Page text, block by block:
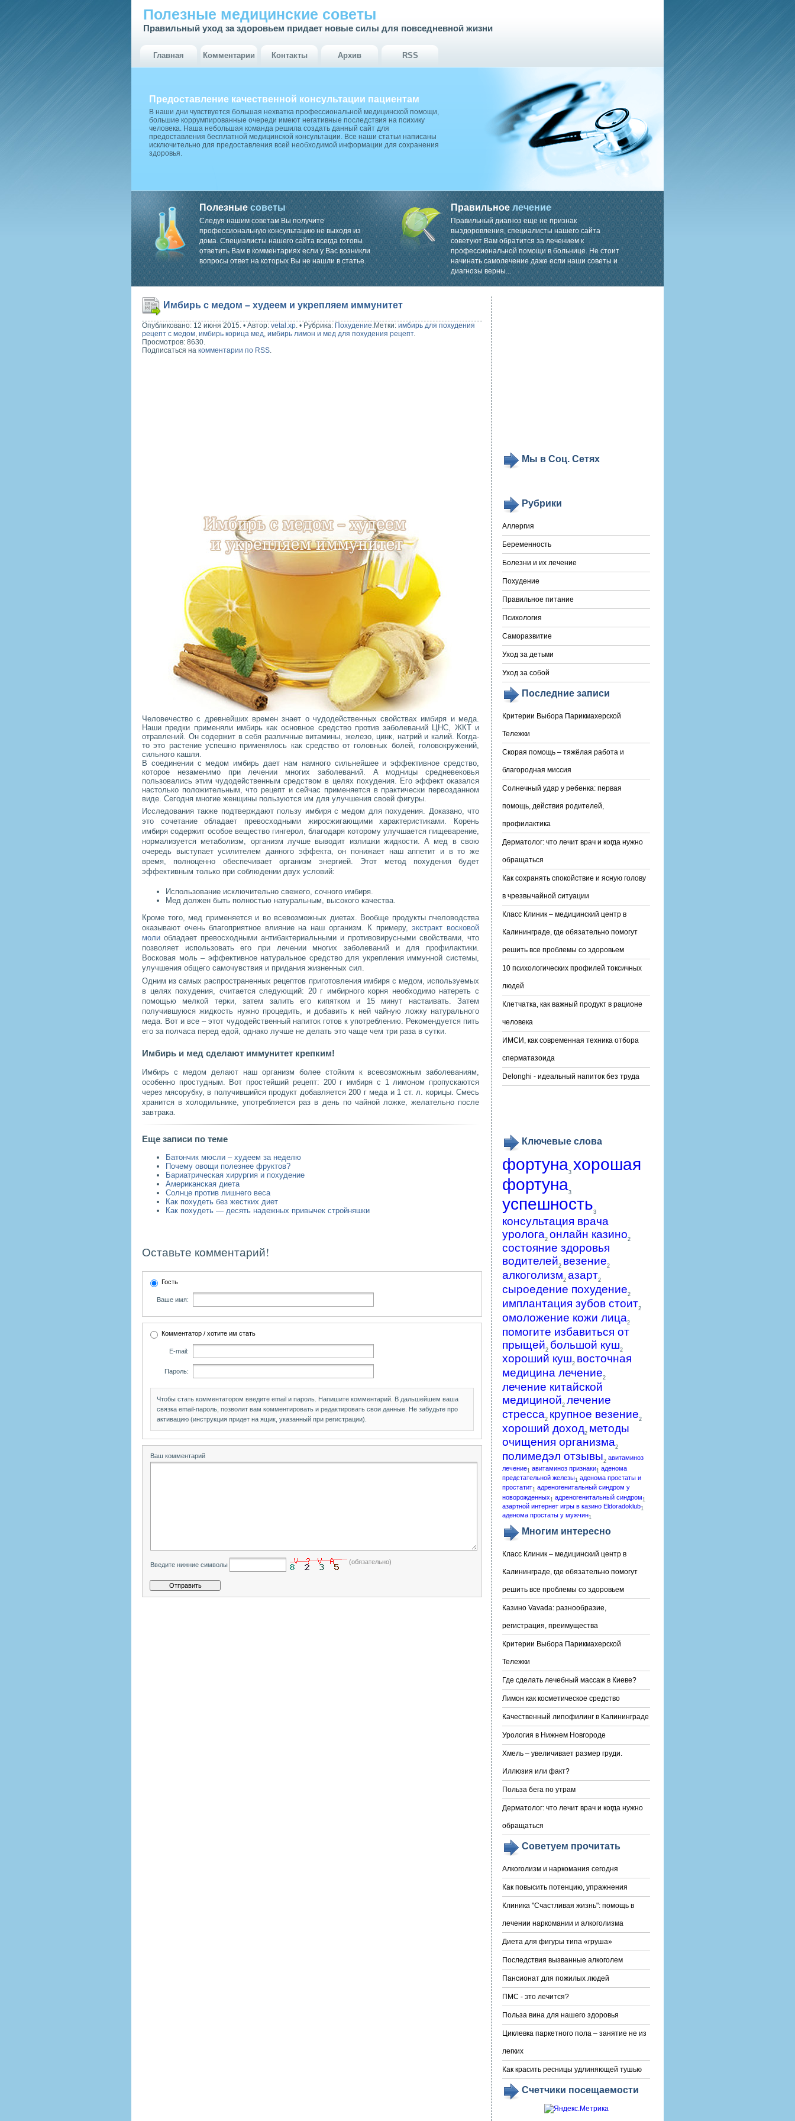
Полезные медицинские советы
Правильный уход за здоровьем придает новые силы для повседневной жизни
Главная Комментарии Контакты Архив RSS
Предоставление качественной консультации пациентам
В наши дни чувствуется большая нехватка профессиональной медицинской помощи,
большие коррумпированные очереди имеют негативные последствия на психику
человека. Наша небольшая команда решила создать данный сайт для
предоставления бесплатной медицинской консультации. Все наши статьи написаны
исключительно для предоставления всей необходимой информации для сохранения
здоровья.
Полезныесоветы
Следуя нашим советам Вы получите
профессиональную консультацию не выходя из
дома. Специалисты нашего сайта всегда готовы
ответить Вам в комментариях если у Вас возникли
вопросы ответ на которых Вы не нашли в статье.
Правильное лечение
Правильный диагноз еще не признак
выздоровления, специалисты нашего сайта
советуют Вам обратится за лечением к
профессиональной помощи в больнице. Не стоит
начинать самолечение даже если наши советы и
диагнозы верны...
Имбирь с медом – худеем и укрепляем иммунитет
Опубликовано: 12 июня 2015. • Автор: vetal.xp. • Рубрика: Похудение.Метки: имбирь для похудения
рецепт с медом, имбирь корица мед, имбирь лимон и мед для похудения рецепт.
Просмотров: 8630.
Подписаться на комментарии по RSS.
Человечество с древнейших времен знает о чудодейственных свойствах имбиря и меда.
Наши предки применяли имбирь как основное средство против заболеваний ЦНС, ЖКТ и
отравлений. Он содержит в себя различные витамины, железо, цинк, натрий и калий. Когда-
то это растение успешно применялось как средство от головных болей, головокружений,
сильного кашля.
В соединении с медом имбирь дает нам намного сильнейшее и эффективное средство,
которое незаменимо при лечении многих заболеваний. А модницы средневековья
пользовались этим чудодейственным средством в целях похудения. Его эффект оказался
настолько положительным, что рецепт и сейчас применяется в практически первозданном
виде. Сегодня многие женщины пользуются им для улучшения своей фигуры.
Исследования также подтверждают пользу имбиря с медом для похудения. Доказано, что
это сочетание обладает превосходными жиросжигающими характеристиками. Корень
имбиря содержит особое вещество гингерол, благодаря которому улучшается пищеварение,
нормализуется метаболизм, организм лучше выводит излишки жидкости. А мед в свою
очередь выступает усилителем данного эффекта, он понижает наш аппетит и в то же
время, полноценно обеспечивает организм энергией. Этот метод похудения будет
эффективным только при соблюдении двух условий:
Использование исключительно свежего, сочного имбиря.
Мед должен быть полностью натуральным, высокого качества.
Кроме того, мед применяется и во всевозможных диетах. Вообще продукты пчеловодства
оказывают очень благоприятное влияние на наш организм. К примеру,экстракт восковой
моли обладает превосходными антибактериальными и противовирусными свойствами, что
позволяет использовать его при лечении многих заболеваний и для профилактики.
Восковая моль – эффективное натуральное средство для укрепления иммунной системы,
улучшения общего самочувствия и придания жизненных сил.
Одним из самых распространенных рецептов приготовления имбиря с медом, используемых
в целях похудения, считается следующий: 20 г имбирного корня необходимо натереть с
помощью мелкой терки, затем залить его кипятком и 15 минут настаивать. Затем
получившуюся жидкость нужно процедить, и добавить к ней чайную ложку натурального
меда. Вот и все – этот чудодейственный напиток готов к употреблению. Рекомендуется пить
его за полчаса перед едой, однако лучше не делать это чаще чем три раза в сутки.
Имбирь и мед сделают иммунитет крепким!
Имбирь с медом делают наш организм более стойким к всевозможным заболеваниям,
особенно простудным. Вот простейший рецепт: 200 г имбиря с 1 лимоном пропускаются
через мясорубку, в получившийся продукт добавляется 200 г меда и 1 ст. л. корицы. Смесь
хранится в холодильнике, употребляется раз в день по чайной ложке, желательно после
завтрака.
Еще записи по теме
Батончик мюсли – худеем за неделю
Почему овощи полезнее фруктов?
Бариатрическая хирургия и похудение
Американская диета
Солнце против лишнего веса
Как похудеть без жестких диет
Как похудеть — десять надежных привычек стройняшки
Оставьте комментарий!
Гость
Ваше имя:
Комментатор / хотите им стать
E-mail:
Пароль:
Чтобы стать комментатором введите email и пароль. Напишите комментарий. В дальшейшем ваша
связка email-пароль, позволит вам комментировать и редактировать свои данные. Не забудьте про
активацию (инструкция придет на ящик, указанный при регистрации).
Ваш комментарий
Введите нижние символы (обязательно)
Мы в Соц. Сетях
Рубрики
Аллергия
Беременность
Болезни и их лечение
Похудение
Правильное питание
Психология
Саморазвитие
Уход за детьми
Уход за собой
Последние записи
Критерии Выбора Парикмахерской
Тележки
Скорая помощь – тяжёлая работа и
благородная миссия
Солнечный удар у ребенка: первая
помощь, действия родителей,
профилактика
Дерматолог: что лечит врач и когда нужно
обращаться
Как сохранять спокойствие и ясную голову
в чрезвычайной ситуации
Класс Клиник – медицинский центр в
Калининграде, где обязательно помогут
решить все проблемы со здоровьем
10 психологических профилей токсичных
людей
Клетчатка, как важный продукт в рационе
человека
ИМСИ, как современная техника отбора
сперматазоида
Delonghi - идеальный напиток без труда
Ключевые слова
фортуна3 хорошая
фортуна3
успешность3
консультация врача
уролога2 онлайн казино2
состояние здоровья
водителей2 везение2
алкоголизм2 азарт2
сыроедение похудение2
имплантация зубов стоит2
омоложение кожи лица2
помогите избавиться от
прыщей2 большой куш2
хороший куш2 восточная
медицина лечение2
лечение китайской
медициной2 лечение
стресса2 крупное везение2
хороший доход2 методы
очищения организма2
полимедэл отзывы2 авитаминоз
лечение1 авитаминоз признаки1 аденома
предстательной железы1 аденома простаты и
простатит1 адреногенитальный синдром у
новорожденных 1 адреногенитальный синдром 1
азартной интернет игры в казино Eldoradoklub1
аденома простаты у мужчин1
Многим интересно
Класс Клиник – медицинский центр в
Калининграде, где обязательно помогут
решить все проблемы со здоровьем
Казино Vavada: разнообразие,
регистрация, преимущества
Критерии Выбора Парикмахерской
Тележки
Где сделать лечебный массаж в Киеве?
Лимон как косметическое средство
Качественный липофилинг в Калининграде
Урология в Нижнем Новгороде
Хмель – увеличивает размер груди.
Иллюзия или факт?
Польза бега по утрам
Дерматолог: что лечит врач и когда нужно
обращаться
Советуем прочитать
Алкоголизм и наркомания сегодня
Как повысить потенцию, упражнения
Клиника "Счастливая жизнь": помощь в
лечении наркомании и алкоголизма
Диета для фигуры типа «груша»
Последствия вызванные алкоголем
Пансионат для пожилых людей
ПМС - это лечится?
Польза вина для нашего здоровья
Циклевка паркетного пола – занятие не из
легких
Как красить ресницы удлиняющей тушью
Счетчики посещаемости